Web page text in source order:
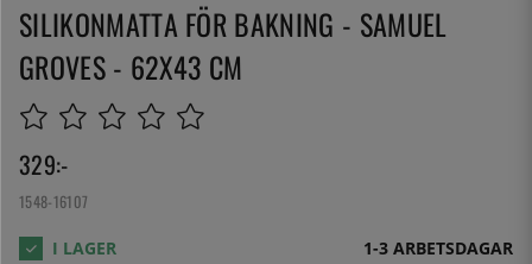
SILIKONMATTA FÖR BAKNING - SAMUEL
GROVES - 62X43 CM
329:-
1548-16107
1-3 ARBETSDAGAR